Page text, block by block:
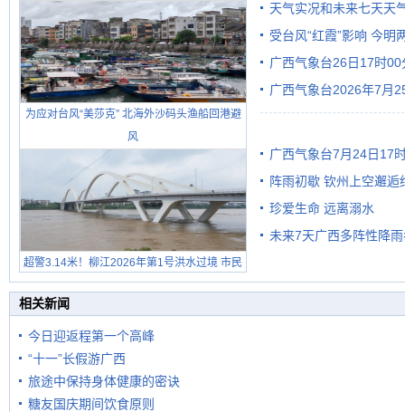
为应对台风“美莎克” 北海外沙码头渔船回港避
风
超警3.14米！柳江2026年第1号洪水过境 市民
在堤岸见证汛况
天气实况和未来七天天
受台风“红霞”影响 今明
有较强降雨
广西气象台26日17时
广西气象台2026年7月
广西气象台7月24日17
阵雨初歇 钦州上空邂逅
珍爱生命 远离溺水
未来7天广西多阵性降
相关新闻
今日迎返程第一个高峰
“十一”长假游广西
旅途中保持身体健康的密诀
糖友国庆期间饮食原则